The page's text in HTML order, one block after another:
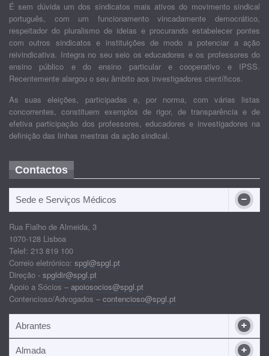
É sem dúvida um dos sindicatos mais ativos do movimento sindical
português, com um funcionamento vincadamente democrático,
respeitador do pluralismo de ideias e procurando estabelecer pontes
com outros sindicatos e instituições de modo a potenciar a ação
reivindicativa. Integra no seu seio os educadores e os professores do
ensino público e do ensino particular e cooperativo e IPSS.
Recentemente alargou o seu âmbito aos investigadores científicos.
As suas eleições, participadas e, por norma, com várias listas
concorrentes, constituem exemplos de rigor, de transparência e de
efetiva participação dos professores, educadores e investigadores na
definição das linhas mestras da ação sindical.
Contactos
Sede e Serviços Médicos
Rua Fialho de Almeida, 3
1070-128 Lisboa
Telef: 213 819 100
Correio eletrónico: spgl@spgl.pt
Direção - spgldir@spgl.pt
Apoio a Sócios – apoiosocios@spgl.pt
Contencioso/Advogados – contencioso@spgl.pt
Abrantes
Almada